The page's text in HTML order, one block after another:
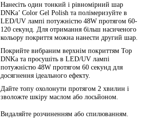
Нанесіть один тонкий і рівномірний шар
DNKa’ Color Gel Polish та полімеризуйте в
LED/UV лампі потужністю 48W протягом 60-
120 секунд. Для отримання більш насиченого
кольору покриття можна нанести другий шар.
Покрийте вибраним верхнім покриттям Top
DNKa та просушіть в LED/UV лампі
потужністю 48W протягом 60 секунд для
досягнення ідеального ефекту.
Дайте топу охолонути протягом 2 хвилин і
зволожте шкіру маслом або лосьйоном.
Видаляйте розчиненням або спилюванням.